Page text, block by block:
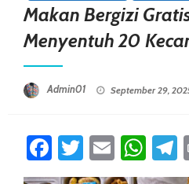
Makan Bergizi
Menyentuh 20
Admin01 September 29,
Facebook
Twitter
Email